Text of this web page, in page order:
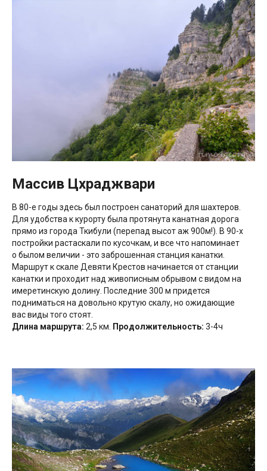
Массив Цхраджвари
В 80-е годы здесь был построен санаторий для шахтеров.
Для удобства к курорту была протянута канатная дорога
прямо из города Ткибули (перепад высот аж 900м!). В 90-х
постройки растаскали по кусочкам, и все что напоминает
о былом величии - это заброшенная станция канатки.
Маршрут к скале Девяти Крестов начинается от станции
канатки и проходит над живописным обрывом с видом на
имеретинскую долину. Последние 300 м придется
подниматься на довольно крутую скалу, но ожидающие
вас виды того стоят.
Длина маршрута: 2,5 км. Продолжительность: 3-4ч